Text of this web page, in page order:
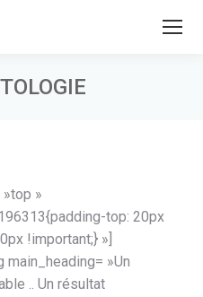
»
top: 20px
!important;} »]
main_heading= »Un
.. Un résultat